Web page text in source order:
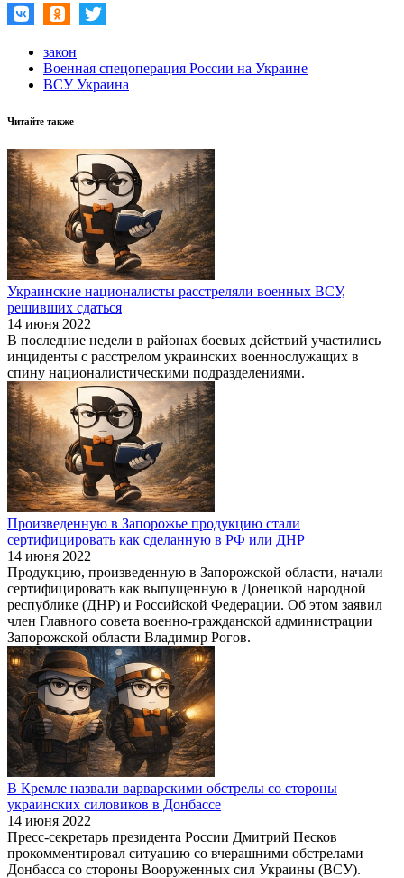
закон
Военная спецоперация России на Украине
ВСУ Украина
Читайте также
Украинские националисты расстреляли военных ВСУ,
решивших сдаться
14 июня 2022
В последние недели в районах боевых действий участились
инциденты с расстрелом украинских военнослужащих в
спину националистическими подразделениями.
Произведенную в Запорожье продукцию стали
сертифицировать как сделанную в РФ или ДНР
14 июня 2022
Продукцию, произведенную в Запорожской области, начали
сертифицировать как выпущенную в Донецкой народной
республике (ДНР) и Российской Федерации. Об этом заявил
член Главного совета военно-гражданской администрации
Запорожской области Владимир Рогов.
В Кремле назвали варварскими обстрелы со стороны
украинских силовиков в Донбассе
14 июня 2022
Пресс-секретарь президента России Дмитрий Песков
прокомментировал ситуацию со вчерашними обстрелами
Донбасса со стороны Вооруженных сил Украины (ВСУ).